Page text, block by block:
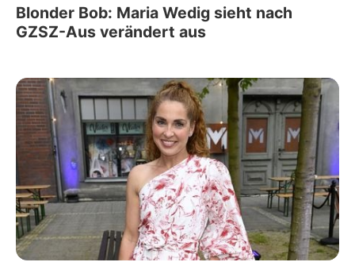
Blonder Bob: Maria Wedig sieht nach
GZSZ-Aus verändert aus